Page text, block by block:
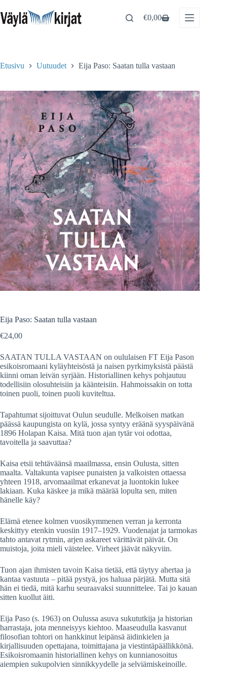
to
content
Shopping
€0,00
Etusivu Uutuudet Eija Paso: Saatan tulla vastaan
Eija Paso: Saatan tulla vastaan
€24,00
SAATAN TULLA VASTAAN on oululaisen FT Eija Pason
esikoisromaani kyläyhteisöstä ja naisen pyrkimyksistä päästä
kiinni oman leivän syrjään. Historiallinen kehys pohjautuu
todellisiin olosuhteisiin ja käänteisiin. Hahmoissakin on totta
toinen puoli, toinen puoli kuviteltua.
Tapahtumat sijoittuvat Oulun seudulle. Melkoisen matkan
päässä kaupungista on kylä, jossa syntyy eräänä syyspäivänä
1896 Holapan Kaisa. Mitä tuon ajan tytär voi odottaa,
tavoitella ja saavuttaa?
Kaisa etsii tehtäväänsä maailmassa, ensin Oulusta, sitten
maalta. Valtakunta vapisee punaisten ja valkoisten ottaessa
yhteen 1918, arvomaailmat erkanevat ja luontokin lukee
lakiaan. Kuka käskee ja mikä määrää lopulta sen, miten
hänelle käy?
Elämä etenee kolmen vuosikymmenen verran ja kerronta
keskittyy etenkin vuosiin 1917–1929. Vuodenajat ja tarmokas
tahto antavat rytmin, arjen askareet värittävät päivät. On
muistoja, joita mieli väistelee. Virheet jäävät näkyviin.
Tuon ajan ihmisten tavoin Kaisa tietää, että täytyy ahertaa ja
kantaa vastuuta – pitää pystyä, jos haluaa pärjätä. Mutta sitä
hän ei tiedä, mitä karhu seuraavaksi suunnittelee. Tai jo kauan
sitten kuollut äiti.
Eija Paso (s. 1963) on Oulussa asuva sukututkija ja historian
harrastaja, jota menneisyys kiehtoo. Maaseudulla kasvanut
filosofian tohtori on hankkinut leipänsä äidinkielen ja
kirjallisuuden opettajana, toimittajana ja viestintäpäällikkönä.
Esikoisromaanin historiallinen kehys on kunnianosoitus
aiempien sukupolvien sinnikkyydelle ja selviämiskeinoille.